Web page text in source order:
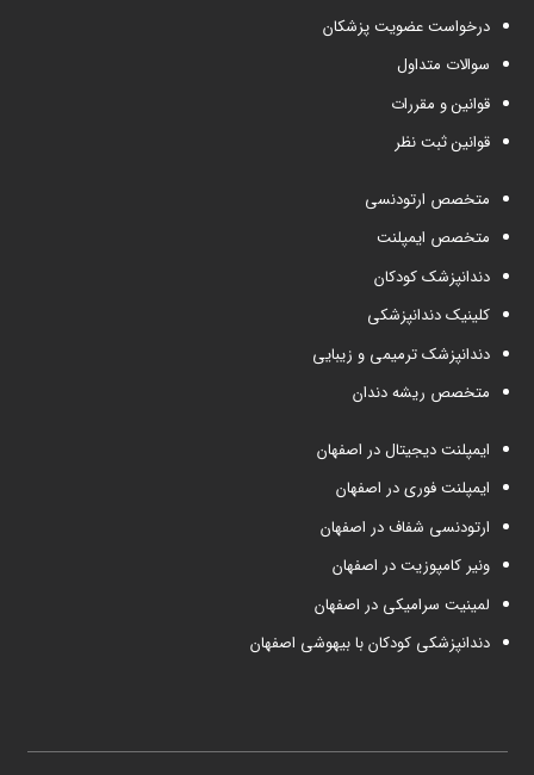
درخواست عضویت پزشکان
سوالات متداول
قوانین و مقررات
قوانین ثبت نظر
متخصص ارتودنسی
متخصص ایمپلنت
دندانپزشک کودکان
کلینیک دندانپزشکی
دندانپزشک ترمیمی و زیبایی
متخصص ریشه دندان
ایمپلنت دیجیتال در اصفهان
ایمپلنت فوری در اصفهان
ارتودنسی شفاف در اصفهان
ونیر کامپوزیت در اصفهان
لمینیت سرامیکی در اصفهان
دندانپزشکی کودکان با بیهوشی اصفهان